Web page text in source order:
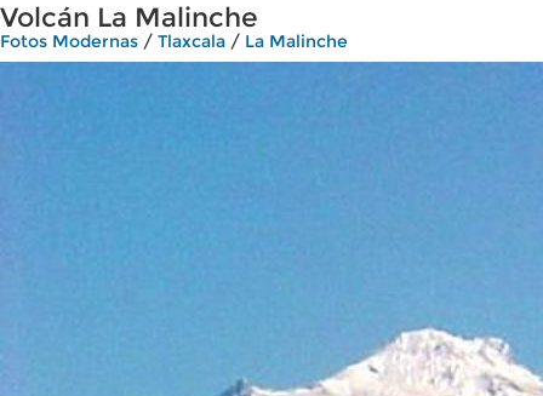
Volcán La Malinche
Fotos Modernas / Tlaxcala / La Malinche